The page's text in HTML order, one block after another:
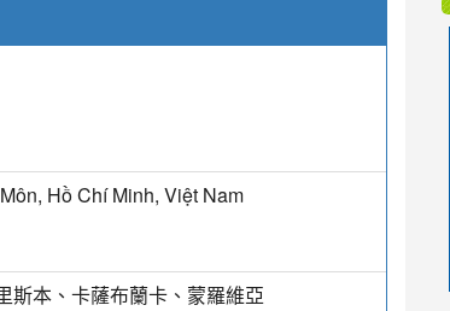
Hồ Chí Minh, Việt Nam
斯本、卡薩布蘭卡、蒙羅維亞